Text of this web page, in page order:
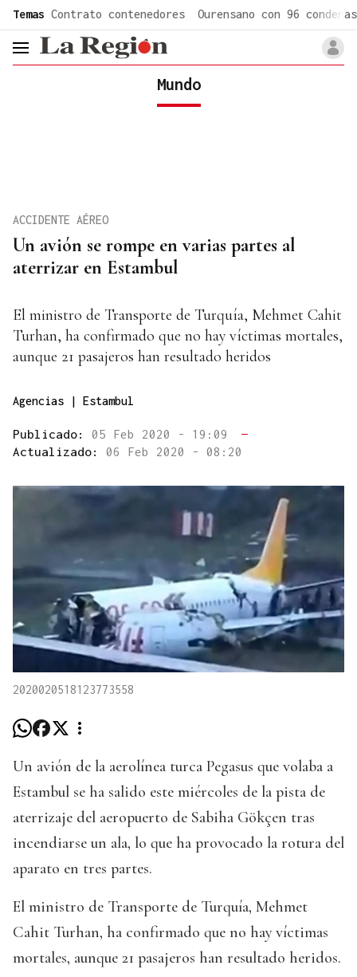
Temas Contrato contenedores Ourensano con 96 condenas
header.menu.open
Mundo
Un avión se rompe en varias partes al
aterrizar en Estambul
ACCIDENTE AÉREO
El ministro de Transporte de Turquía, Mehmet Cahit
Turhan, ha confirmado que no hay víctimas mortales,
aunque 21 pasajeros han resultado heridos
Agencias | Estambul
Publicado: 05 Feb 2020 - 19:09
—
Actualizado: 06 Feb 2020 - 08:20
2020020518123773558
Un avión de la aerolínea turca Pegasus que volaba a
Estambul se ha salido este miércoles de la pista de
aterrizaje del aeropuerto de Sabiha Gökçen tras
incendiarse un ala, lo que ha provocado la rotura del
aparato en tres partes.
El ministro de Transporte de Turquía, Mehmet
Cahit Turhan, ha confirmado que no hay víctimas
mortales, aunque 21 pasajeros han resultado heridos.